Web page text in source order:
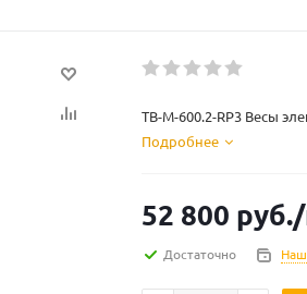
TB-M-600.2-RP3 Весы
Подробнее
52 800 руб.
Достаточно